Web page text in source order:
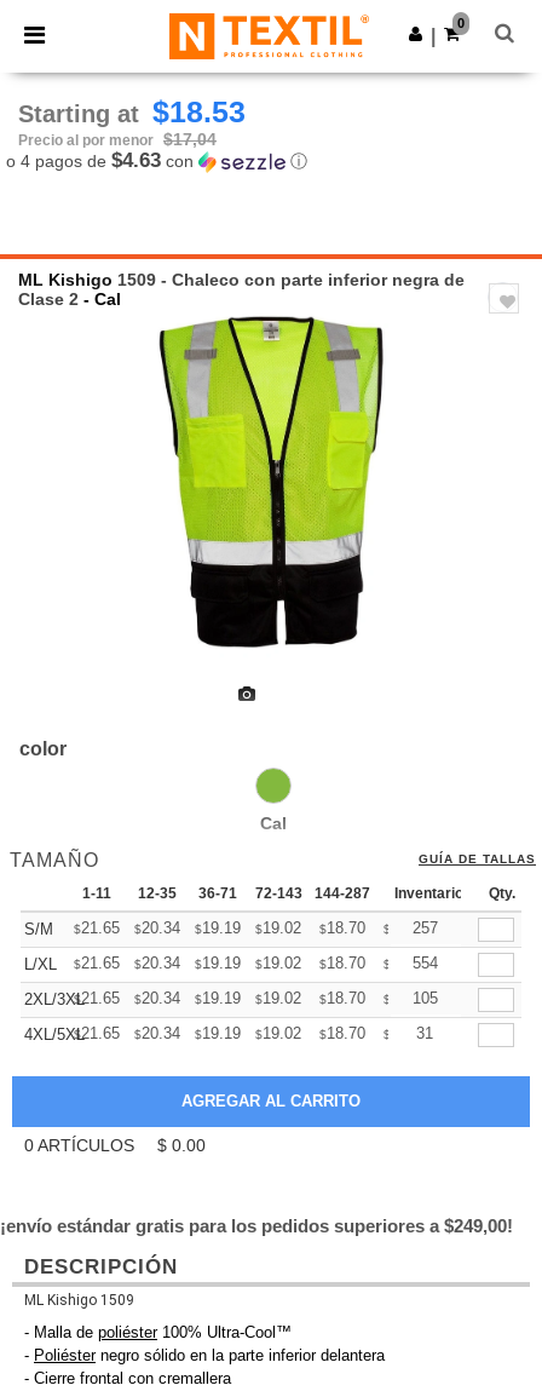
× App de Ntextil
¡Mejores precios en app!
Descargar app
0
Starting at $18.53
Precio al por menor $17,04
o 4 pagos de $4.63 con ⓘ
ML Kishigo 1509 - Chaleco con parte inferior negra de
Clase 2 - Cal
color
Cal
TAMAÑO GUÍA DE TALLAS
1-11 12-35 36-71 72-143 144-287 288 + Más
Inventario Qty.
S/M $21.65 $20.34 $19.19 $19.02 $18.70 $ 18.53
257
L/XL
$21.65 $20.34 $19.19 $19.02 $18.70 $ 18.53
554
2XL/3XL
$21.65 $20.34 $19.19 $19.02 $18.70 $ 18.53
105
4XL/5XL
$21.65 $20.34 $19.19 $19.02 $18.70 $ 18.53
31
0ARTÍCULOS $ 0.00
¡envío estándar gratis para los pedidos superiores a $249,00!
DESCRIPCIÓN
ML Kishigo 1509
- Malla de poliéster100% Ultra-Cool™
- Poliésternegro sólido en la parte inferior delantera
- Cierre frontal con cremallera